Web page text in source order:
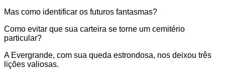
Mas como identificar os futuros fantasmas?
Como evitar que sua carteira se torne um cemitério
particular?
A Evergrande, com sua queda estrondosa, nos deixou três
lições valiosas.